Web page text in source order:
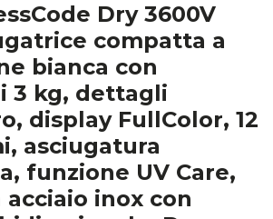
Dry 3600V
compatta a
bianca con
3 kg, dettagli
display FullColor, 12
asciugatura
funzione UV Care,
inox con